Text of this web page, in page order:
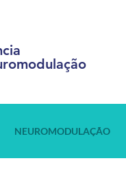
NEUROMODULAÇÃO